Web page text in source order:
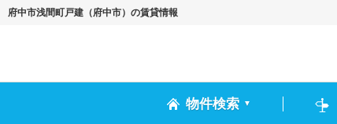
府中市浅間町戸建（府中市）の賃貸情報
物件検索 ▼